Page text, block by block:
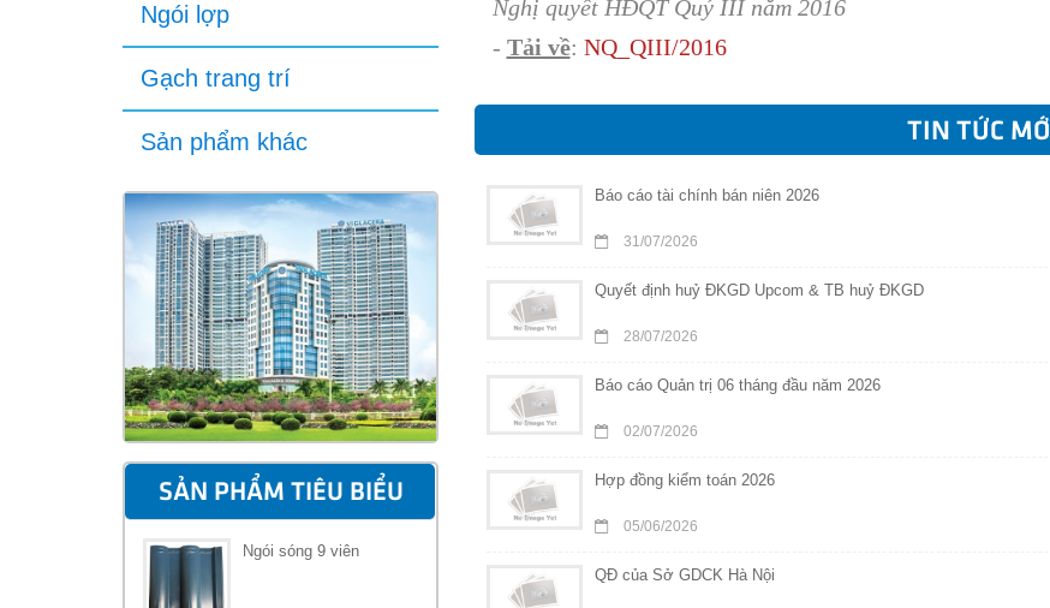
Ngói lợp
Gạch trang trí
Sản phẩm khác
SẢN PHẨM TIÊU BIỂU
Ngói sóng 9 viên
Nghị quyết HĐQT Quý III năm 2016
- Tải về: NQ_QIII/2016
TIN TỨC MỚI
Báo cáo tài chính bán niên 2026
31/07/2026
Quyết định huỷ ĐKGD Upcom & TB huỷ ĐKGD
28/07/2026
Báo cáo Quản trị 06 tháng đầu năm 2026
02/07/2026
Hợp đồng kiểm toán 2026
05/06/2026
QĐ của Sở GDCK Hà Nội